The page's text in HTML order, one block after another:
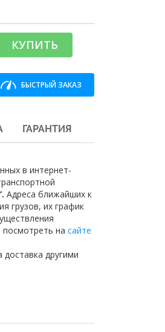
КУПИТЬ
БЫСТРЫЙ ЗАКАЗ
ГАРАНТИЯ
в интернет-
Адреса ближайших к
грузов, их график
на сайте
другими